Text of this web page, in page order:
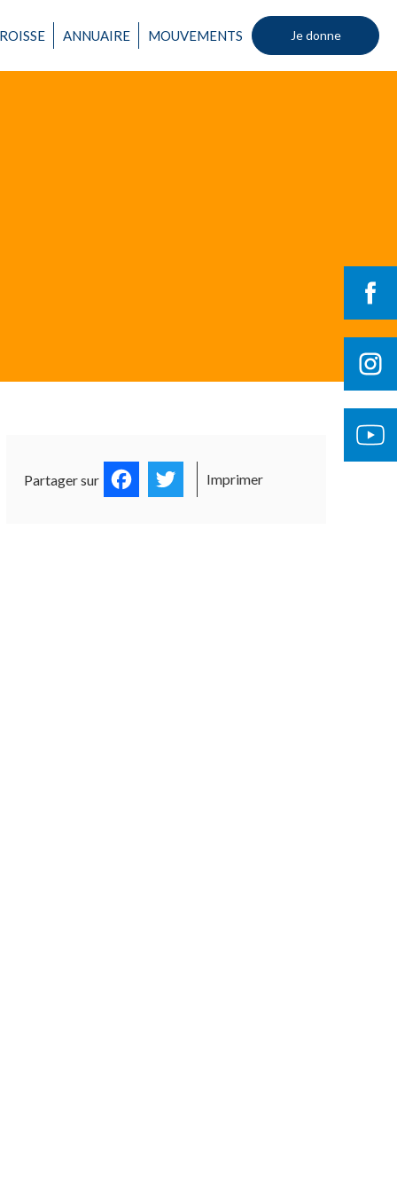
ANNUAIRE MOUVEMENTS Je donne
Un mouvement
Partager sur FacebookTwitter
Imprimer